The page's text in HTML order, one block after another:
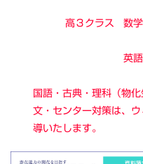
高３クラス
数学
英語
国語・古典・理科（物
文・センター対策は、
導いたします。